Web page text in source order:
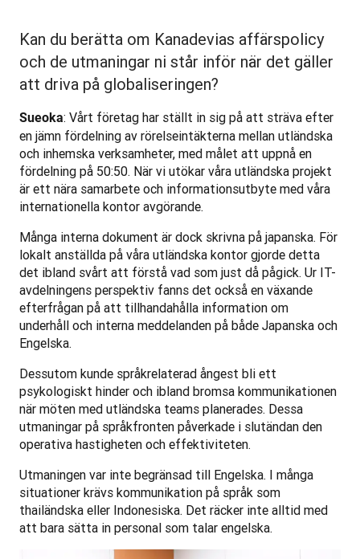
Kan du berätta om Kanadevias affärspolicy
och de utmaningar ni står inför när det gäller
att driva på globaliseringen?
Sueoka: Vårt företag har ställt in sig på att sträva efter
en jämn fördelning av rörelseintäkterna mellan utländska
och inhemska verksamheter, med målet att uppnå en
fördelning på 50:50. När vi utökar våra utländska projekt
är ett nära samarbete och informationsutbyte med våra
internationella kontor avgörande.
Många interna dokument är dock skrivna på japanska. För
lokalt anställda på våra utländska kontor gjorde detta
det ibland svårt att förstå vad som just då pågick. Ur IT-
avdelningens perspektiv fanns det också en växande
efterfrågan på att tillhandahålla information om
underhåll och interna meddelanden på både Japanska och
Engelska.
Dessutom kunde språkrelaterad ångest bli ett
psykologiskt hinder och ibland bromsa kommunikationen
när möten med utländska teams planerades. Dessa
utmaningar på språkfronten påverkade i slutändan den
operativa hastigheten och effektiviteten.
Utmaningen var inte begränsad till Engelska. I många
situationer krävs kommunikation på språk som
thailändska eller Indonesiska. Det räcker inte alltid med
att bara sätta in personal som talar engelska.